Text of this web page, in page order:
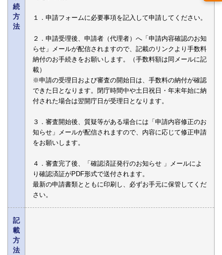
続
方
法
１．申請フォームに必要事項を記入して申請してください。
２．申請受理後、申請者（代理者）へ「申請内容確認のお知
らせ」メールが配信されますので、記載のリンクより手数料
納付のお手続きをお願いします。（手数料額は同メールに記
載）
※申請の受理日および審査の開始日は、手数料の納付が確認
できた日となります。閉庁時間中や土日祝日・年末年始に納
付された場合は翌開庁日が受理日となります。
３．審査開始後、質疑等がある場合には「申請内容修正のお
知らせ」メールが配信されますので、内容に応じて修正申請
をお願いします。
４．審査完了後、「確認済証発行のお知らせ 」メールによ
り確認済証がPDF形式で送付されます。
最新の申請書類とともに印刷し、必ずお手元に保管してくだ
さい。
記
載
方
法